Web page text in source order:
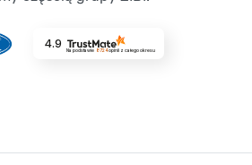
4.9
Na podstawie 8724opinii z całego okresu